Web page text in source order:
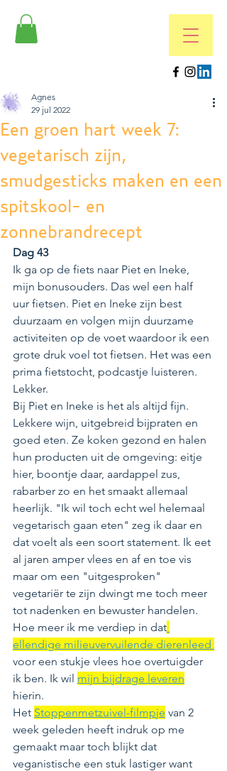
Een groen hart week 7:
vegetarisch zijn,
smudgesticks maken en een
spitskool- en
zonnebrandrecept
Agnes
29 jul 2022
Dag 43
Ik ga op de fiets naar Piet en Ineke,
mijn bonusouders. Das wel een half
uur fietsen. Piet en Ineke zijn best
duurzaam en volgen mijn duurzame
activiteiten op de voet waardoor ik een
grote druk voel tot fietsen. Het was een
prima fietstocht, podcastje luisteren.
Lekker.
Bij Piet en Ineke is het als altijd fijn.
Lekkere wijn, uitgebreid bijpraten en
goed eten. Ze koken gezond en halen
hun producten uit de omgeving: eitje
hier, boontje daar, aardappel zus,
rabarber zo en het smaakt allemaal
heerlijk. "Ik wil toch echt wel helemaal
vegetarisch gaan eten" zeg ik daar en
dat voelt als een soort statement. Ik eet
al jaren amper vlees en af en toe vis
maar om een "uitgesproken"
vegetariër te zijn dwingt me toch meer
tot nadenken en bewuster handelen.
Hoe meer ik me verdiep in dat
ellendige milieuvervuilende dierenleed
voor een stukje vlees hoe overtuigder
ik ben. Ik wil mijn bijdrage leveren
hierin.
Het Stoppenmetzuivel-filmpje van 2
week geleden heeft indruk op me
gemaakt maar toch blijkt dat
veganistische een stuk lastiger want